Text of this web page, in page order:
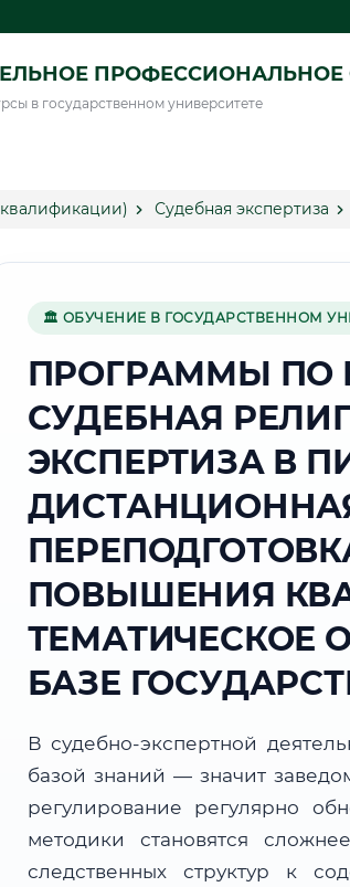
ПРОФЕССИОНАЛЬНОЕ
в государственном университете
Судебная экспертиза
🏛 ОБУЧЕНИЕ В ГОСУДАРСТВЕННОМ
ПРОГРАММЫ ПО
СУДЕБНАЯ
ЭКСПЕРТИЗА В
ПОВЫШЕНИЯ
ТЕМАТИЧЕСКОЕ
БАЗЕ
В судебно-экспертной
базой знаний — значит
регулирование регулярно
методики становятся
следственных структур к